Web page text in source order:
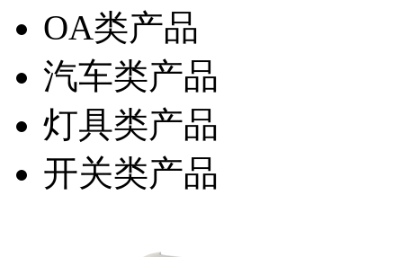
OA类产品
汽车类产品
灯具类产品
开关类产品